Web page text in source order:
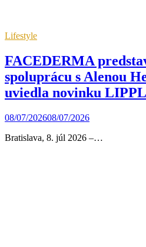
Lifestyle
FACEDERMA
spoluprácu s Alenou
uviedla novinku
08/07/202608/07/2026
Bratislava, 8. júl 2026 –…